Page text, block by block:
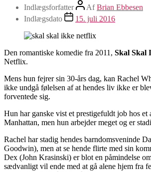
Indlægsforfatter AfBrian Ebbesen
Indlægsdato
15. juli 2016
Den romantiske komedie fra 2011, Skal Skal
Netflix.
Mens hun fejrer sin 30-års dag, kan Rachel
ikke undgå følelsen af at hendes liv ikke er
forventede sig.
Hun har ganske vist et prestigefuldt job hos et
Manhattan, men hun arbejder meget og er
Rachel har stadig hendes barndomsveninde
Goodwin), men at se hende flirte med sin
Dex (John Krasinski) er blot en påmindelse
sædvanligt vil ende med at gå alene hjem fra